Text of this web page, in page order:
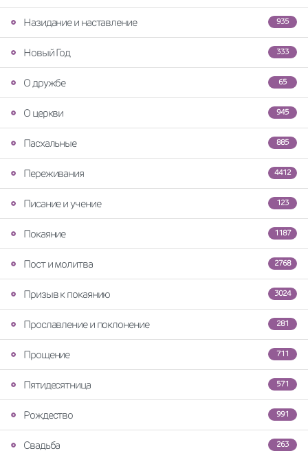
935
Назидание и наставление
333
Новый Год
65
О дружбе
945
О церкви
885
Пасхальные
4412
Переживания
123
Писание и учение
1187
Покаяние
2768
Пост и молитва
3024
Призыв к покаянию
281
Прославление и поклонение
711
Прощение
571
Пятидесятница
991
Рождество
263
Свадьба